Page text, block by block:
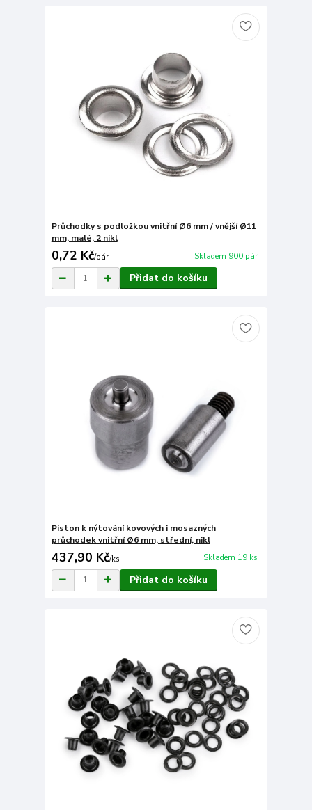
Průchodky s podložkou vnitřní Ø6 mm / vnější Ø11
mm, malé, 2 nikl
0,72 Kč/pár Skladem 900 pár
Přidat do košíku
Piston k nýtování kovových i mosazných
průchodek vnitřní Ø6 mm, střední, nikl
437,90 Kč/ks Skladem 19 ks
Přidat do košíku